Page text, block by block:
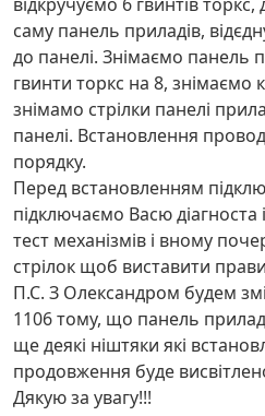
саму панель приладів,
до панелі. Знімаємо панель
гвинти торкс на 8, знімаємо
знімамо стрілки панелі
панелі. Встановлення
порядку.
Перед встановленням
підключаємо Васю діагноста
тест механізмів і вному
стрілок щоб виставити
П.С. З Олександром будем
1106 тому, що панель
ще деякі ніштяки які
продовження буде
Дякую за увагу!!!